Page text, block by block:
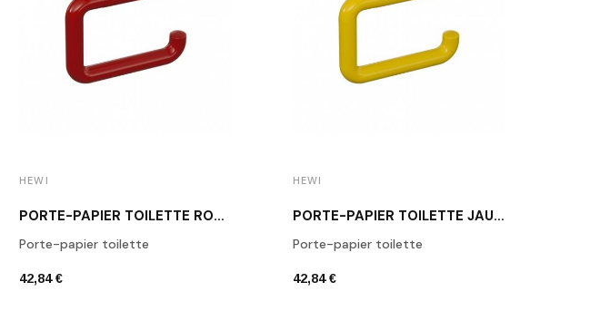
HEWI
PORTE-PAPIER TOILETTE ROUGE 477.21.100
Porte-papier toilette
42,84 €
HEWI
PORTE-PAPIER TOILETTE JAUNE 477.21.100
Porte-papier toilette
42,84 €